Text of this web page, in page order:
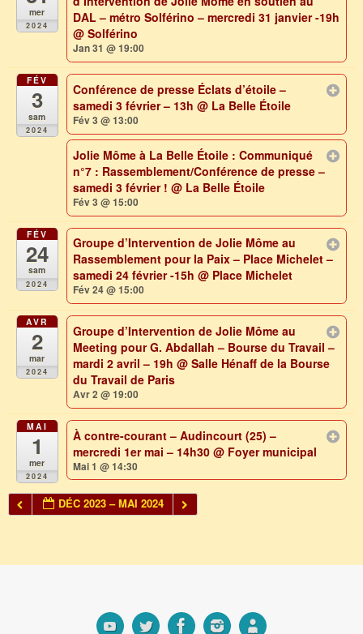
mer
2024
DAL – métro Solférino – mercredi 31 janvier -19h
@ Solférino
Jan 31 @ 19:00
FÉV
3
sam
2024
Conférence de presse Éclats d’étoile –
samedi 3 février – 13h@ La Belle Étoile
Fév 3 @ 13:00
Jolie Môme à La Belle Étoile : Communiqué
n°7 : Rassemblement/Conférence de presse –
samedi 3 février !@ La Belle Étoile
Fév 3 @ 15:00
FÉV
24
sam
2024
Groupe d’Intervention de Jolie Môme au
Rassemblement pour la Paix – Place Michelet –
samedi 24 février -15h@ Place Michelet
Fév 24 @ 15:00
AVR
2
mar
2024
Groupe d’Intervention de Jolie Môme au
Meeting pour G. Abdallah – Bourse du Travail –
mardi 2 avril – 19h@ Salle Hénaff de la Bourse
du Travail de Paris
Avr 2 @ 19:00
MAI
1
mer
2024
À contre-courant – Audincourt (25) –
mercredi 1er mai – 14h30@ Foyer municipal
Mai 1 @ 14:30
DÉC 2023 – MAI 2024